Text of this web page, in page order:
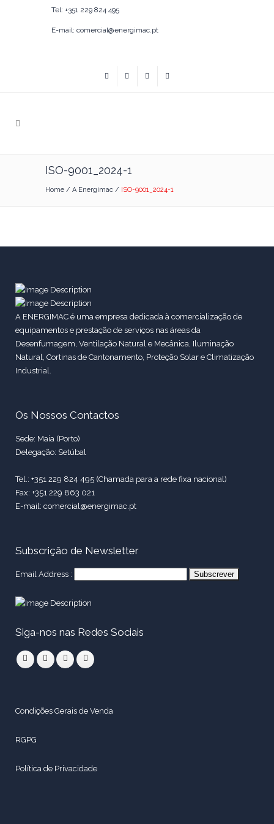
Tel: +351 229 824 495
E-mail: comercial@energimac.pt
ISO-9001_2024-1
Home / A Energimac / ISO-9001_2024-1
A ENERGIMAC é uma empresa dedicada à comercialização de
equipamentos e prestação de serviços nas áreas da
Desenfumagem, Ventilação Natural e Mecânica, Iluminação
Natural, Cortinas de Cantonamento, Proteção Solar e Climatização
Industrial.
Os Nossos Contactos
Sede: Maia (Porto)
Delegação: Setúbal
Tel.: +351 229 824 495 (Chamada para a rede fixa nacional)
Fax: +351 229 863 021
E-mail: comercial@energimac.pt
Subscrição de Newsletter
Email Address :
Siga-nos nas Redes Sociais
Condições Gerais de Venda
RGPG
Política de Privacidade